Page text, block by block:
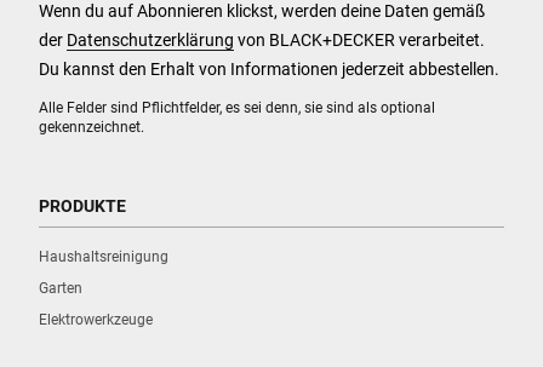
Alle Felder sind Pflichtfelder, es sei denn, sie sind als optional
gekennzeichnet.
Wenn du auf Abonnieren klickst, werden deine Daten gemäß
der Datenschutzerklärung von BLACK+DECKER verarbeitet.
Du kannst den Erhalt von Informationen jederzeit abbestellen.
PRODUKTE
Haushaltsreinigung
Garten
Elektrowerkzeuge